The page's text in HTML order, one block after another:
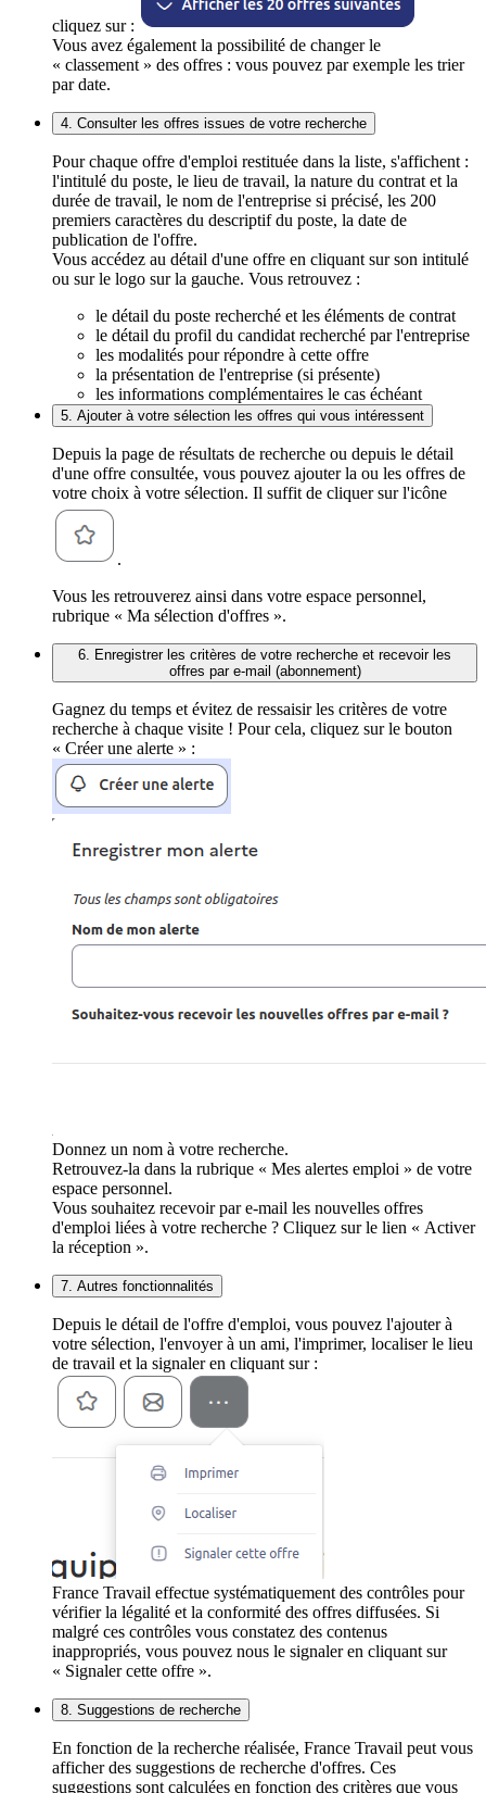
cliquez sur :
Vous avez également la possibilité de changer le
« classement » des offres : vous pouvez par exemple les trier
par date.
4. Consulter les offres issues de votre recherche
Pour chaque offre d'emploi restituée dans la liste, s'affichent :
l'intitulé du poste, le lieu de travail, la nature du contrat et la
durée de travail, le nom de l'entreprise si précisé, les 200
premiers caractères du descriptif du poste, la date de
publication de l'offre.
Vous accédez au détail d'une offre en cliquant sur son intitulé
ou sur le logo sur la gauche. Vous retrouvez :
le détail du poste recherché et les éléments de contrat
le détail du profil du candidat recherché par l'entreprise
les modalités pour répondre à cette offre
la présentation de l'entreprise (si présente)
les informations complémentaires le cas échéant
5. Ajouter à votre sélection les offres qui vous intéressent
Depuis la page de résultats de recherche ou depuis le détail
d'une offre consultée, vous pouvez ajouter la ou les offres de
votre choix à votre sélection. Il suffit de cliquer sur l'icône
.
Vous les retrouverez ainsi dans votre espace personnel,
rubrique « Ma sélection d'offres ».
6. Enregistrer les critères de votre recherche et recevoir les
offres par e-mail (abonnement)
Gagnez du temps et évitez de ressaisir les critères de votre
recherche à chaque visite ! Pour cela, cliquez sur le bouton
« Créer une alerte » :
Donnez un nom à votre recherche.
Retrouvez-la dans la rubrique « Mes alertes emploi » de votre
espace personnel.
Vous souhaitez recevoir par e-mail les nouvelles offres
d'emploi liées à votre recherche ? Cliquez sur le lien « Activer
la réception ».
7. Autres fonctionnalités
Depuis le détail de l'offre d'emploi, vous pouvez l'ajouter à
votre sélection, l'envoyer à un ami, l'imprimer, localiser le lieu
de travail et la signaler en cliquant sur :
France Travail effectue systématiquement des contrôles pour
vérifier la légalité et la conformité des offres diffusées. Si
malgré ces contrôles vous constatez des contenus
inappropriés, vous pouvez nous le signaler en cliquant sur
« Signaler cette offre ».
8. Suggestions de recherche
En fonction de la recherche réalisée, France Travail peut vous
afficher des suggestions de recherche d'offres. Ces
suggestions sont calculées en fonction des critères que vous